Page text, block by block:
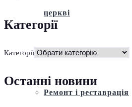
церкві
Історія
Ремонт і реставрація
Категорії
Категорії
Останні новини